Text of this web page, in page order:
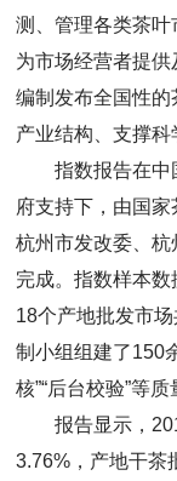
测、管理各类茶
为市场经营者提供
编制发布全国性
产业结构、支撑科
指数报告在中国
府支持下，由国
杭州市发改委、杭
完成。指数样本
18个产地批发市
制小组组建了150
核”“后台校验”等
报告显示，
3.76%，产地干茶